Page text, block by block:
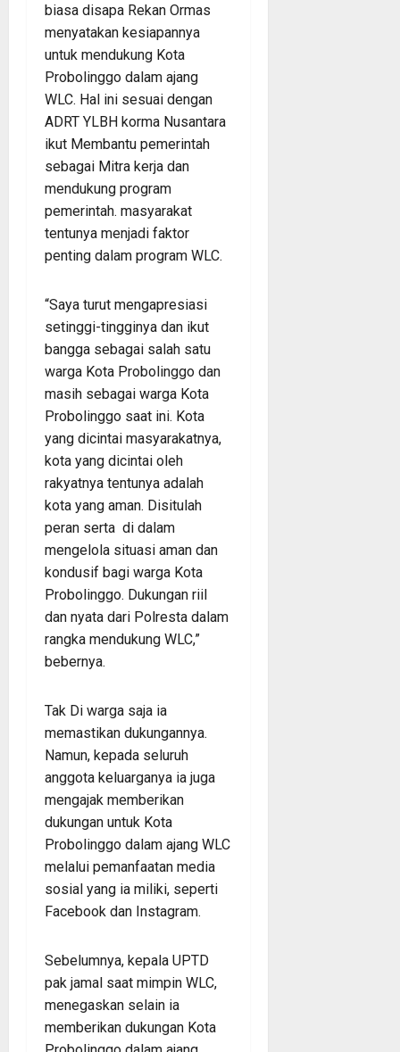
biasa disapa Rekan Ormas
menyatakan kesiapannya
untuk mendukung Kota
Probolinggo dalam ajang
WLC. Hal ini sesuai dengan
ADRT YLBH korma Nusantara
ikut Membantu pemerintah
sebagai Mitra kerja dan
mendukung program
pemerintah. masyarakat
tentunya menjadi faktor
penting dalam program WLC.
“Saya turut mengapresiasi
setinggi-tingginya dan ikut
bangga sebagai salah satu
warga Kota Probolinggo dan
masih sebagai warga Kota
Probolinggo saat ini. Kota
yang dicintai masyarakatnya,
kota yang dicintai oleh
rakyatnya tentunya adalah
kota yang aman. Disitulah
peran serta di dalam
mengelola situasi aman dan
kondusif bagi warga Kota
Probolinggo. Dukungan riil
dan nyata dari Polresta dalam
rangka mendukung WLC,”
bebernya.
Tak Di warga saja ia
memastikan dukungannya.
Namun, kepada seluruh
anggota keluarganya ia juga
mengajak memberikan
dukungan untuk Kota
Probolinggo dalam ajang WLC
melalui pemanfaatan media
sosial yang ia miliki, seperti
Facebook dan Instagram.
Sebelumnya, kepala UPTD
pak jamal saat mimpin WLC,
menegaskan selain ia
memberikan dukungan Kota